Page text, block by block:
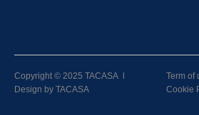
Copyright © 2025 TACASA
Design by TACASA
Term of
Cookie